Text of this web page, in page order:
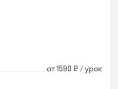
от 1590 ₽ / урок